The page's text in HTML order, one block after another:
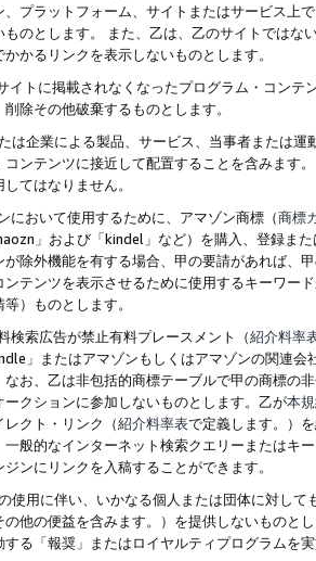
、プラットフォーム、サイトまたはサービス上
ものとします。 また、乙は、乙のサイトでは
かるリンクを表示しないものとします。
イトに掲載されなくなったプログラム・コン
除その他破棄するものとします。
は企業による製品、サービス、当事者または
ンテンツに接近して配置することを含みます
してはなりません。
において使用するために、アマゾン商標（商標
」および「kindel」など）を購入、登録ま
が除外機能を有する場合、甲の要請があれば、
テンツを表示させるために使用するキーワー
）ものとします。
検索広告が禁止有料プレースメント（紹介料率
」またはアマゾンもしくはアマゾンの関連
なお、乙は非包括的商標テーブルで甲の商標の
ークションに参加しないものとします。乙が本
レクト・リンク（紹介料率表で定義します。）
般的なインターネット検索クエリーまたはキ
ンにリンクを入稿することができます。
使用に伴い、いかなる個人または団体に対し
他の便益を含みます。）を提供しないものと
る「報奨」またはロイヤルティプログラムを